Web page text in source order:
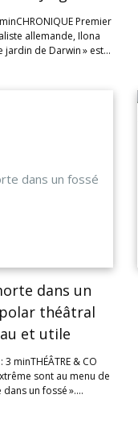
Premier
allemande, Ilona
jardin de Darwin » est…
dans un
théâtral
et utile
minTHÉÂTRE & CO
sont au menu de
un fossé ».…